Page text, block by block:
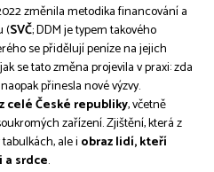
změnila metodika financování a
(SVČ; DDM je typem takového
se přidělují peníze na jejich
se tato změna projevila v praxi: zda
přinesla nové výzvy.
celé České republiky, včetně
zařízení. Zjištění, která z
ale i obraz lidí, kteří
a srdce.